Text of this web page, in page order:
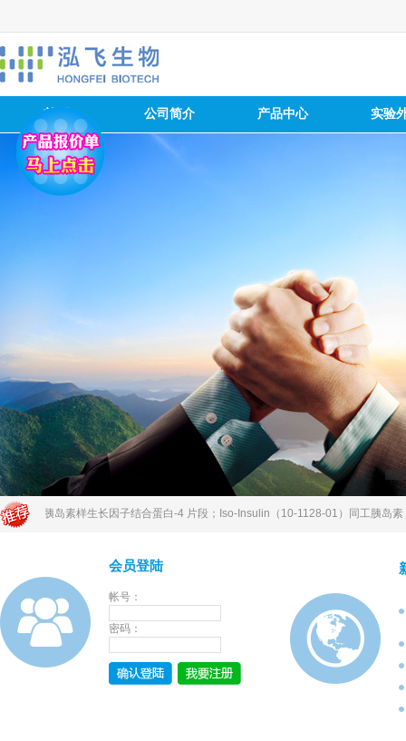
首页 公司简介 产品中心 实验
01）胰岛素样生长因子结合蛋白-4 片段；Iso-Insulin（10-1128-01）同工胰岛
会员登陆
帐号：
密码：